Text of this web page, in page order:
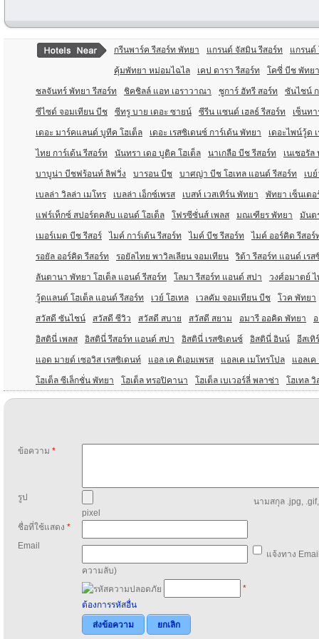
กรีนพาร์ค รีสอร์ท พัทยา แกรนด์ จัสมิน รีสอร์ท แกรนด์
คุ้มพัทยา หม่อมไฉไล เคป ดารา รีสอร์ท โคซี่ บีช พัทยา
ชลจันทร์ พัทยา รีสอร์ท ชิคชิลล์ แอท เอราวาณา ชูการ์ ฮัทรี สอร์ท ซันไชน์
ซีไซด์ จอมเทียน บีช ซีทรู บาย เดอะ ซายน์ ซีรีน แซนด์ เฮลธ์ รีสอร์ท เซ็นท
เดอะ มาร์คแลนด์ บูทีค โฮเต็ล เดอะ เรสซิเดนซ์ การ์เด้น พัทยา เดอะไพน์วู้ด
ไทย การ์เด้น รีสอร์ท นันทรา เดอ บูติค โฮเต็ล นาเกลือ บีช รีสอร์ท เนเชอรั
บาบูน่า บีชฟร้อนท์ ลิฟวิ่ง บารอน บีช บาศญ่า บีช โฮเทล แอนด์ รีสอร์ท เบ
เบลล่า วิลล่า เมโทร เบลล่า เอ็กซ์เพรส เบสท์ เวสเทิร์น พัทยา พัทยา เซ็นเตอ
แฟร์เท็กซ์ สปอร์ตคลับ แอนด์ โฮเต็ล โฟรซีซั่นส์ เพลส มณเฑียร พัทยา มันต
เมอร์เมด บีช รีสอร์ ไมค์ การ์เด้น รีสอร์ท ไมค์ บีช รีสอร์ท ไมค์ ออร์คิด รีสอร์
รอยัล ออร์คิด รีสอร์ท รอยัลไทย พาวิลเลียน จอมเทียน ริต้า รีสอร์ท แอนด์ เรส
ลันตานา พัทยา โฮเต็ล แอนด์ รีสอร์ท โลมา รีสอร์ท แอนด์ สปา วงศ์อมาตย์ ไ
วู้ดแลนด์ โฮเต็ล แอนด์ รีสอร์ท เวย์ โฮเทล เวลคัม จอมเทียน บีช โวค พัทยา
สวัสดี ซันไชน์ สวัสดี ซีวิว สวัสดี สบาย สวัสดี สยาม อมารี ออคิด พัทยา
อิสตินี่ เพลส อิสตินี่ รีสอร์ท แอนด์ สปา อิสตินี่ เรสซิเดนซ์ อิสตินี่ อินน์ อีสเทิ
แอด มายด์ เซอวิส เรสซิเดนท์ แอล เค ดิเอมเพรส แอลเค เมโทรโปล แอลเค
โฮเต็ล ซีเล็กชั่น พัทยา โฮเต็ล ทรอปิคานา โฮเต็ล เบเวอร์ลี่ พลาซ่า โฮเทล
ข้อความ *
รูป
นามสกุล .jpg,
pixel
ชื่อที่ใช้แสดง *
Email
แจ้งทาง
ความลับ)
*
ต้องการรหัสอื่น
ส่งข้อความ
ยกเลิก